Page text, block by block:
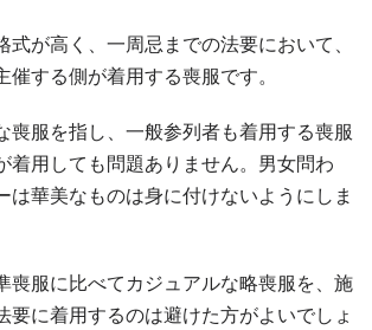
式が高く、一周忌までの法要において、
催する側が着用する喪服です。
喪服を指し、一般参列者も着用する喪服
着用しても問題ありません。男女問わ
は華美なものは身に付けないようにしま
喪服に比べてカジュアルな略喪服を、施
要に着用するのは避けた方がよいでしょ